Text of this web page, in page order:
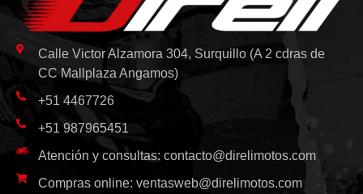
Calle Victor Alzamora 304, Surquillo (A 2 cdras de
CC Mallplaza Angamos)
+51 4467726
+51 987965451
Atención y consultas: contacto@direlimotos.com
Compras online: ventasweb@direlimotos.com